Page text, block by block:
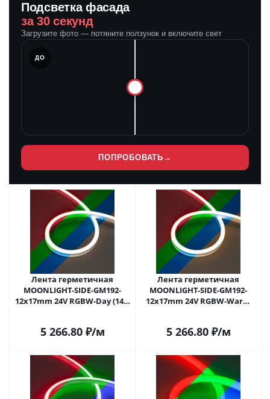
Подсветка фасада
за 30 секунд
Загрузите фото — потяните ползунок и включите свет
ДО
ПОПРОБОВАТЬ →
Лента герметичная
MOONLIGHT-SIDE-GM192-
12x17mm 24V RGBW-Day (14.4
года)
5 266.80₽/м
Лента герметичная
MOONLIGHT-SIDE-GM192-
12x17mm 24V RGBW-Warm
года)
5 266.80₽/м